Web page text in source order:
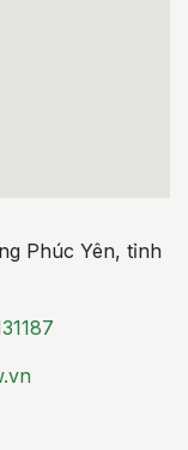
Phúc Yên, tỉnh